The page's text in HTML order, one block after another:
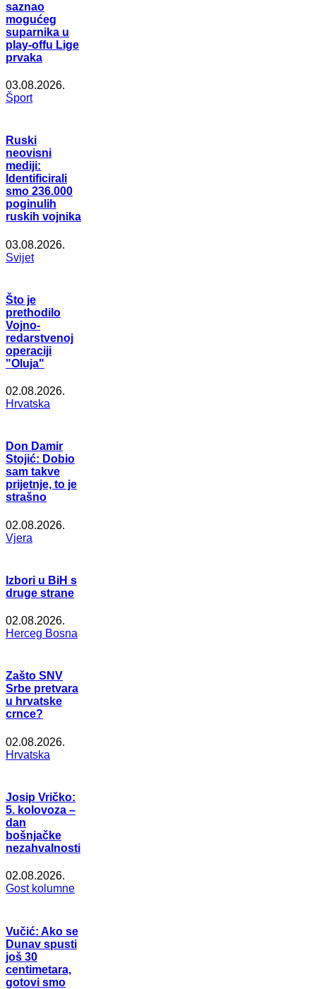
saznao
mogućeg
suparnika u
play-offu Lige
prvaka
03.08.2026.
Šport
Ruski
neovisni
mediji:
Identificirali
smo 236.000
poginulih
ruskih vojnika
03.08.2026.
Svijet
Što je
prethodilo
Vojno-
redarstvenoj
operaciji
"Oluja"
02.08.2026.
Hrvatska
Don Damir
Stojić: Dobio
sam takve
prijetnje, to je
strašno
02.08.2026.
Vjera
Izbori u BiH s
druge strane
02.08.2026.
Herceg Bosna
Zašto SNV
Srbe pretvara
u hrvatske
crnce?
02.08.2026.
Hrvatska
Josip Vričko:
5. kolovoza –
dan
bošnjačke
nezahvalnosti
02.08.2026.
Gost kolumne
Vučić: Ako se
Dunav spusti
još 30
centimetara,
gotovi smo